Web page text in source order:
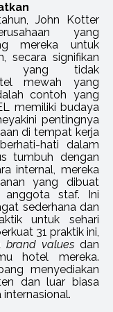
John Kotter
yang
mereka untuk
secara signifikan
yang tidak
mewah yang
contoh yang
memiliki budaya
pentingnya
di tempat kerja
hati dalam
tumbuh dengan
internal, mereka
yang dibuat
anggota staf. Ini
sederhana dan
untuk sehari
31 praktik ini,
brand values dan
hotel mereka.
menyediakan
dan luar biasa